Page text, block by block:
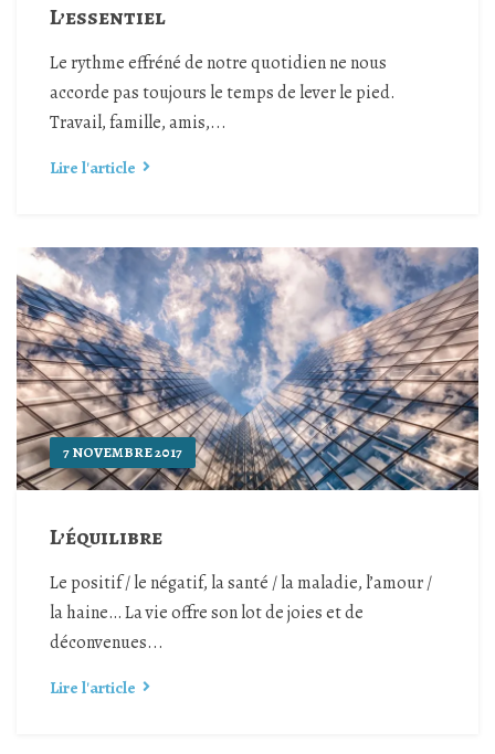
L’essentiel
Le rythme effréné de notre quotidien ne nous
accorde pas toujours le temps de lever le pied.
Travail, famille, amis,...
Lire l'article
7 NOVEMBRE 2017
L’équilibre
Le positif / le négatif, la santé / la maladie, l’amour /
la haine… La vie offre son lot de joies et de
déconvenues...
Lire l'article